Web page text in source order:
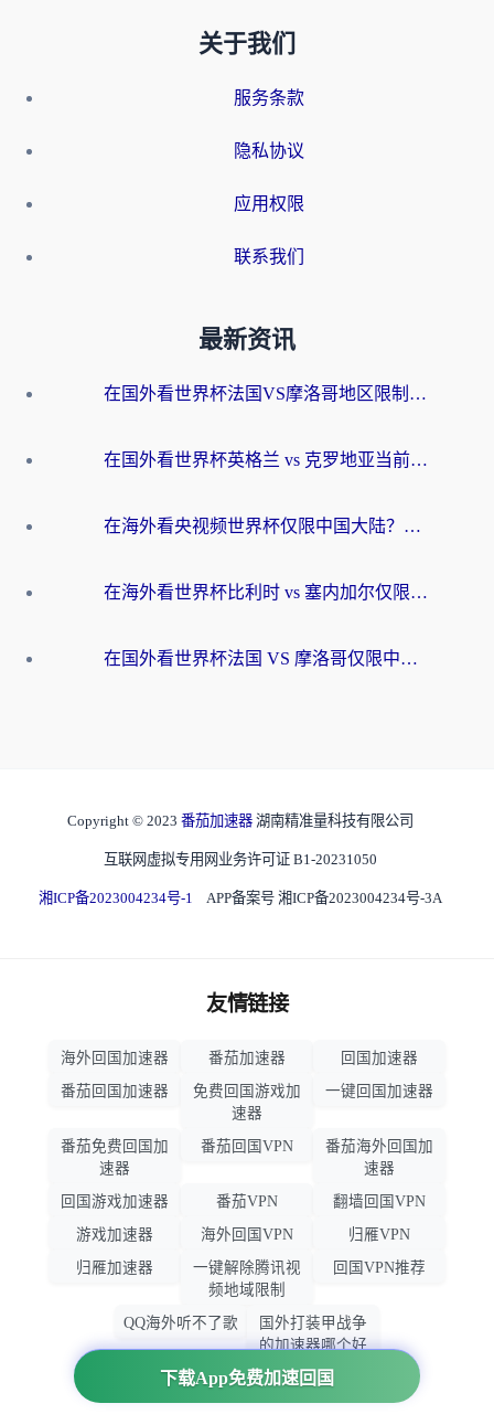
关于我们
服务条款
隐私协议
应用权限
联系我们
最新资讯
在国外看世界杯法国VS摩洛哥地区限制？这篇指南让你流畅看中文解说无压力
在国外看世界杯英格兰 vs 克罗地亚当前地区不可播放？这篇指南帮你搞定所有海外观赛难题
在海外看央视频世界杯仅限中国大陆？这篇指南帮你解锁中文解说+无卡顿直播
在海外看世界杯比利时 vs 塞内加尔仅限中国大陆？我找到了最流畅的中文解说之路
在国外看世界杯法国 VS 摩洛哥仅限中国大陆？海外党这样看中文解说赛事不卡顿
下载App免费加速回国
Copyright © 2023 番茄加速器 湖南精准量科技有限公司
互联网虚拟专用网业务许可证 B1-20231050
湘ICP备2023004234号-1 APP备案号 湘ICP备2023004234号-3A
友情链接
海外回国加速器 番茄加速器
回国加速器
番茄回国加速器
免费回国游戏加
速器
一键回国加速器
番茄免费回国加
速器
番茄回国VPN
番茄海外回国加
速器
回国游戏加速器
番茄VPN
翻墙回国VPN
游戏加速器
海外回国VPN
归雁VPN
归雁加速器
一键解除腾讯视
频地域限制
回国VPN推荐
QQ海外听不了歌
国外打装甲战争
的加速器哪个好
用